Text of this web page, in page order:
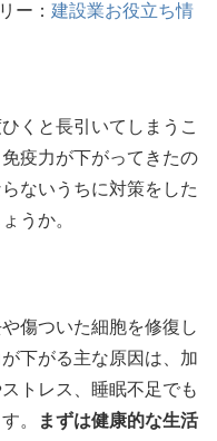
ー： 建設業お役立ち情
くと長引いてしまうこ
疫力が下がってきたの
ないうちに対策をした
うか。
傷ついた細胞を修復し
下がる主な原因は、加
トレス、睡眠不足でも
。
まずは健康的な生活